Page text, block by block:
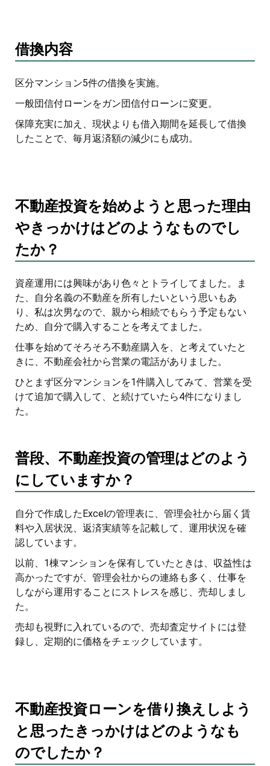
借換内容
区分マンション5件の借換を実施。
一般団信付ローンをガン団信付ローンに変更。
保障充実に加え、現状よりも借入期間を延長して借換
したことで、毎月返済額の減少にも成功。
不動産投資を始めようと思った理由
やきっかけはどのようなものでし
たか？
資産運用には興味があり色々とトライしてました。ま
た、自分名義の不動産を所有したいという思いもあ
り、私は次男なので、親から相続でもらう予定もない
ため、自分で購入することを考えてました。
仕事を始めてそろそろ不動産購入を、と考えていたと
きに、不動産会社から営業の電話がありました。
ひとまず区分マンションを1件購入してみて、営業を受
けて追加で購入して、と続けていたら4件になりまし
た。
普段、不動産投資の管理はどのよう
にしていますか？
自分で作成したExcelの管理表に、管理会社から届く賃
料や入居状況、返済実績等を記載して、運用状況を確
認しています。
以前、1棟マンションを保有していたときは、収益性は
高かったですが、管理会社からの連絡も多く、仕事を
しながら運用することにストレスを感じ、売却しまし
た。
売却も視野に入れているので、売却査定サイトには登
録し、定期的に価格をチェックしています。
不動産投資ローンを借り換えしよう
と思ったきっかけはどのようなも
のでしたか？